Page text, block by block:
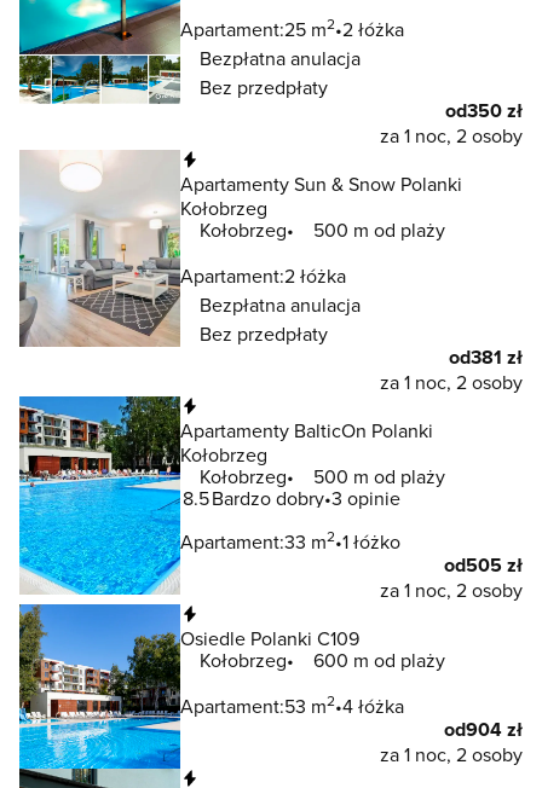
Apartament:25 m2 2 łóżka
Bezpłatna anulacja
Bez przedpłaty
od350 zł
za 1 noc, 2 osoby
Apartamenty Sun & Snow Polanki
Kołobrzeg
Kołobrzeg
500 m od plaży
Apartament:2 łóżka
Bezpłatna anulacja
Bez przedpłaty
od381 zł
za 1 noc, 2 osoby
Apartamenty BalticOn Polanki
Kołobrzeg
Kołobrzeg
500 m od plaży
8.5Bardzo dobry 3 opinie
Apartament:33 m2 1 łóżko
od505 zł
za 1 noc, 2 osoby
Osiedle Polanki C109
Kołobrzeg
600 m od plaży
Apartament:53 m2 4 łóżka
od904 zł
za 1 noc, 2 osoby